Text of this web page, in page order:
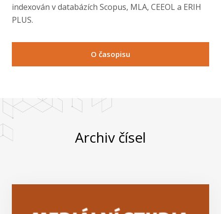
indexován v databázích Scopus, MLA, CEEOL a ERIH
PLUS.
O časopisu
Archiv čísel